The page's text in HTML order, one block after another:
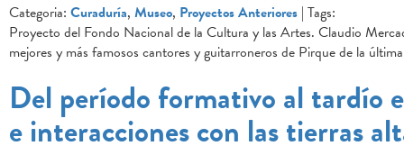
Categoria: Curaduría, Museo, Proyectos Anteriores | Tags:
Proyecto del Fondo Nacional de la Cultura y las Artes. Claudio
mejores y más famosos cantores y guitarroneros de Pirque de la
Del período formativo al tardío
e interacciones con las tierras